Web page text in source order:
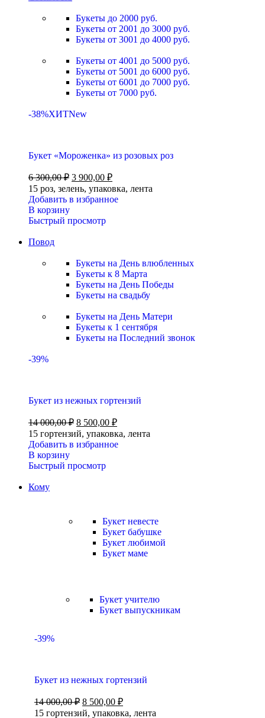
Букеты до 2000 руб.
Букеты от 2001 до 3000 руб.
Букеты от 3001 до 4000 руб.
Букеты от 4001 до 5000 руб.
Букеты от 5001 до 6000 руб.
Букеты от 6001 до 7000 руб.
Букеты от 7000 руб.
-38%ХИТNew
Букет «Мороженка» из розовых роз
6 300,00₽ 3 900,00 ₽
15 роз, зелень, упаковка, лента
Добавить в избранное
В корзину
Быстрый просмотр
Повод
Букеты на День влюбленных
Букеты к 8 Марта
Букеты на День Победы
Букеты на свадьбу
Букеты на День Матери
Букеты к 1 сентября
Букеты на Последний звонок
-39%
Букет из нежных гортензий
14 000,00₽ 8 500,00 ₽
15 гортензий, упаковка, лента
Добавить в избранное
В корзину
Быстрый просмотр
Кому
Букет невесте
Букет бабушке
Букет любимой
Букет маме
Букет учителю
Букет выпускникам
-39%
Букет из нежных гортензий
14 000,00₽ 8 500,00 ₽
15 гортензий, упаковка, лента